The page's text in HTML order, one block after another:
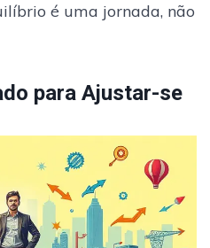
é uma jornada, não
para Ajustar-se